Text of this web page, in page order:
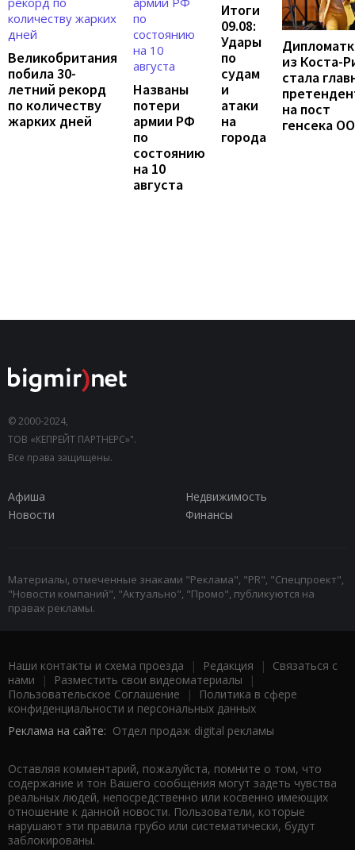
Великобритания
побила 30-
летний рекорд
по количеству
жарких дней
Названы
потери
армии РФ
по
состоянию
на 10
августа
Итоги
09.08:
Удары
по
судам
и
атаки
на
города
из Коста-
стала
на пост
генсека
© 2000-2024,
ТОВ «КЕПРЕЙТ ПАРТНЕРС»".
Все права защищены.
Афиша
Недвижимость
Новости
Финансы
Материалы, отмеченные знаками "Реклама", "PR", "Спецпроект",
"Новости компаний", "Актуально", "Промо", публикуются на
правах рекламы.
Наши контакты и схема проезда | Редакция | Связаться с
нами | Разместить свои видеоматериалы |
Пользовательское Соглашение |
Политика в сфере
конфиденциальности и персональных данных
Реклама на сайте: Отдел продаж digital рекламы
Оставляя комментарий, пожалуйста, помните о том, что
содержание и тон Вашего сообщения могут задеть чувства
реальных людей, непосредственно или косвенно имеющих
отношение к данной новости. Пользователи, которые
нарушают эти правила грубо или систематически, будут
заблокированы.